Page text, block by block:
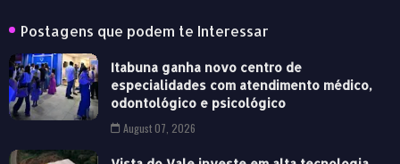
Postagens que podem te Interessar
Itabuna ganha novo centro de
especialidades com atendimento médico,
odontológico e psicológico
August 07, 2026